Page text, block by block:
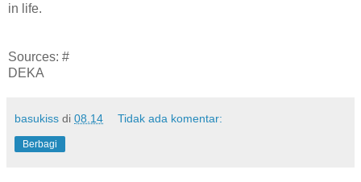
in life.
Sources: #
DEKA
basukiss di 08.14 Tidak ada komentar:
Berbagi